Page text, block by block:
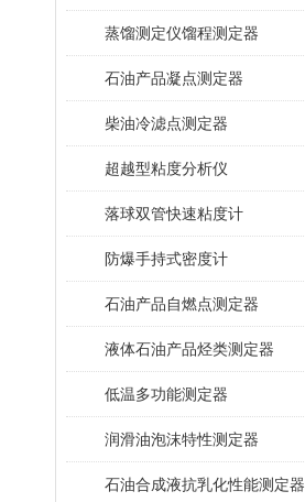
蒸馏测定仪馏程测定器
石油产品凝点测定器
柴油冷滤点测定器
超越型粘度分析仪
落球双管快速粘度计
防爆手持式密度计
石油产品自燃点测定器
液体石油产品烃类测定器
低温多功能测定器
润滑油泡沫特性测定器
石油合成液抗乳化性能测定器